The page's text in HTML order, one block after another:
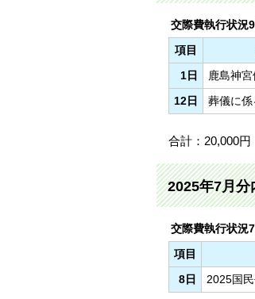
交際費執行状況
項目
1日
鹿島神
12日
葬儀に
合計：20,000円
2025年7月分
交際費執行状況
項目
8日
2025国